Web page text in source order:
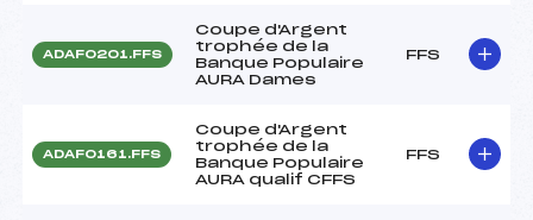
ADAF0201.FFS
Coupe d'Argent
trophée de la
Banque Populaire
AURA Dames
FFS
ADAF0161.FFS
Coupe d'Argent
trophée de la
Banque Populaire
AURA qualif CFFS
FFS